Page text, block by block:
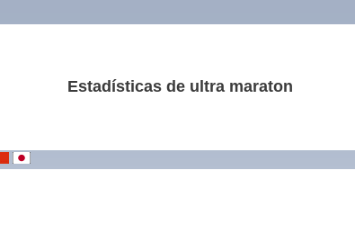
Estadísticas de ultra maraton